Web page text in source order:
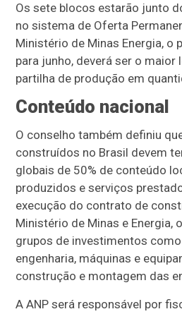
Os sete blocos estarão junto
no sistema de Oferta
Ministério de Minas Energia, o
para junho, deverá ser o maior
partilha de produção em
Conteúdo nacional
O conselho também definiu
construídos no Brasil devem
globais de 50% de conteúdo
produzidos e serviços
execução do contrato de
Ministério de Minas e Energia,
grupos de investimentos
engenharia, máquinas e
construção e montagem das
A ANP será responsável por